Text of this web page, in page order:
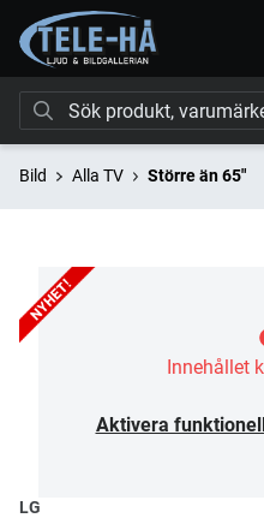
Bild Alla TV Större än 65"
Innehållet
Aktivera
LG